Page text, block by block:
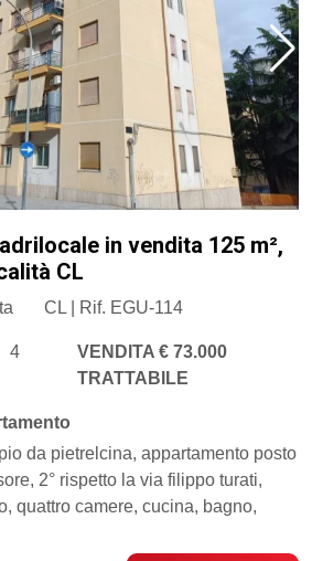
in vendita 125 m²,
CL
CL | Rif. EGU-114
4
VENDITA € 73.000
TRATTABILE
da pietrelcina, appartamento posto
2° rispetto la via filippo turati,
quattro camere, cucina, bagno,